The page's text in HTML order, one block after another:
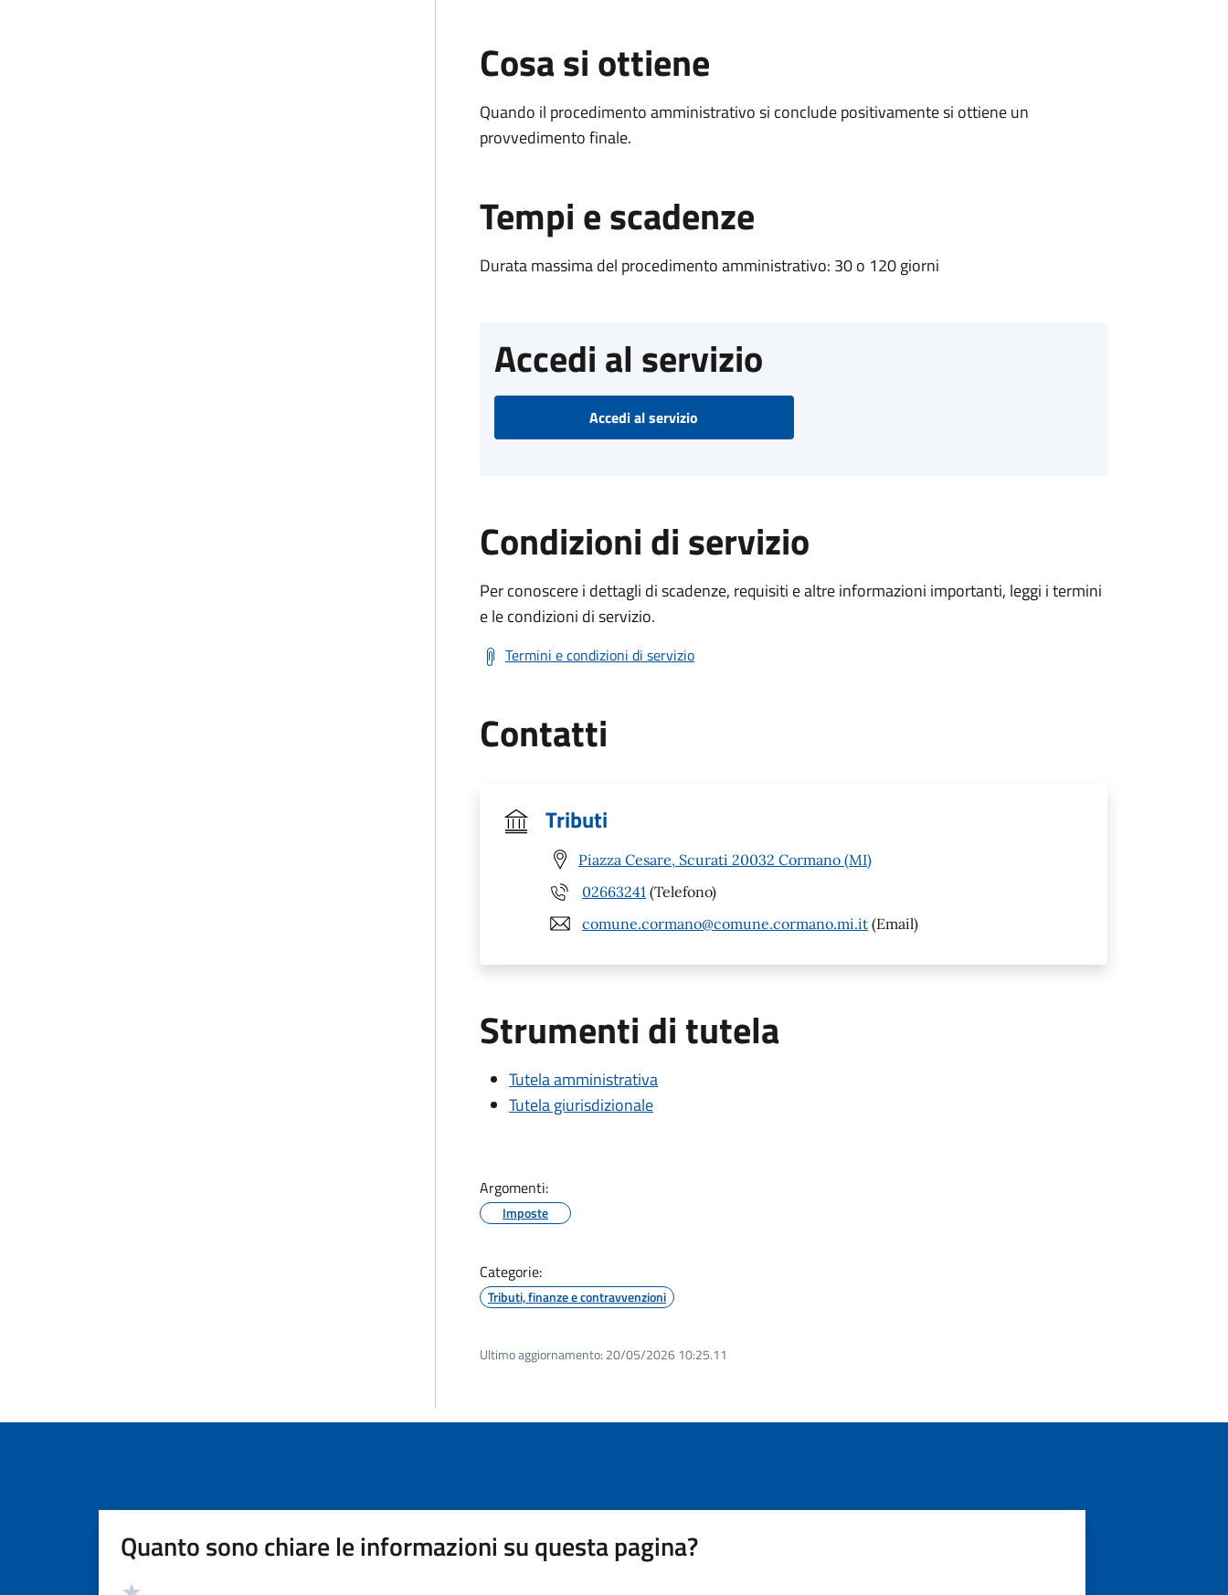
Cosa si ottiene
Quando il procedimento amministrativo si conclude positivamente si ottiene un
provvedimento finale.
Tempi e scadenze
Durata massima del procedimento amministrativo: 30 o 120 giorni
Accedi al servizio
Accedi al servizio
Condizioni di servizio
Per conoscere i dettagli di scadenze, requisiti e altre informazioni importanti, leggi i termini
e le condizioni di servizio.
Termini e condizioni di servizio
Contatti
Tributi
Piazza Cesare, Scurati 20032 Cormano (MI)
02663241 (Telefono)
comune.cormano@comune.cormano.mi.it (Email)
Strumenti di tutela
Tutela amministrativa
Tutela giurisdizionale
Argomenti:
Imposte
Categorie:
Tributi, finanze e contravvenzioni
Ultimo aggiornamento: 20/05/2026 10:25.11
Quanto sono chiare le informazioni su questa pagina?
Valutazione